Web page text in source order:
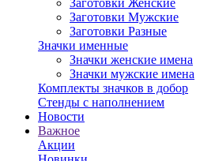
Заготовки Женские
Заготовки Мужские
Заготовки Разные
Значки именные
Значки женские имена
Значки мужские имена
Комплекты значков в добор
Стенды с наполнением
Новости
Важное
Акции